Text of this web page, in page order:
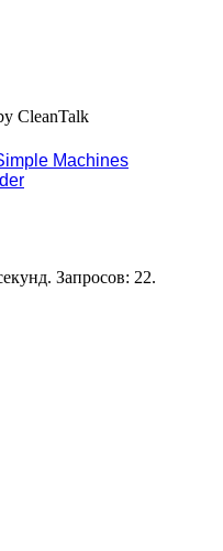
CleanTalk
Machines
Запросов: 22.